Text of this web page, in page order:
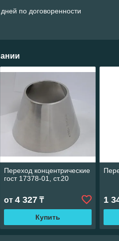
по договоренности
Переход концентрические
гост 17378-01, ст.20
от 4 327₸
Купить
1